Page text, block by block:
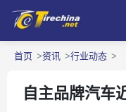
首页 资讯 行业动态
自主品牌汽车